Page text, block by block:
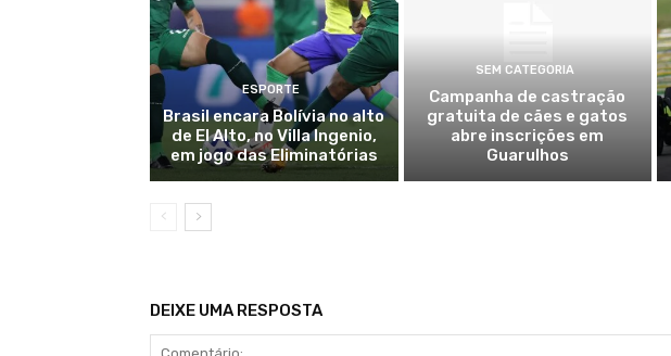
ESPORTE
Brasil encara Bolívia no alto
de El Alto, no Villa Ingenio,
em jogo das Eliminatórias
SEM CATEGORIA
Campanha de castração
gratuita de cães e gatos
abre inscrições em
Guarulhos
DEIXE UMA RESPOSTA